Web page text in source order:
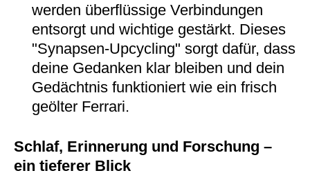
werden überflüssige Verbindungen
entsorgt und wichtige gestärkt. Dieses
"Synapsen-Upcycling" sorgt dafür, dass
deine Gedanken klar bleiben und dein
Gedächtnis funktioniert wie ein frisch
geölter Ferrari.
Schlaf, Erinnerung und Forschung –
ein tieferer Blick